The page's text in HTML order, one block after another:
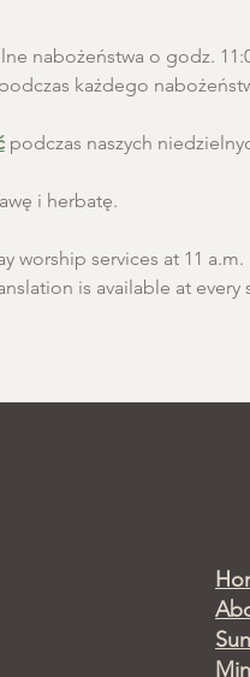
nabożeństwa o godz.
każdego
podczas naszych
i herbatę.
worship services at 11
is available at every